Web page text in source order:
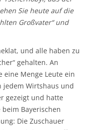
Sie heute auf die
Großvater“ und
und alle haben zu
gehalten. An
eine Menge Leute ein
jedem Wirtshaus und
gezeigt und hatte
Bayerischen
Die Zuschauer